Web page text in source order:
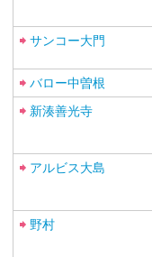
サンコー大門
バロー中曽根
新湊善光寺
アルビス大島
野村